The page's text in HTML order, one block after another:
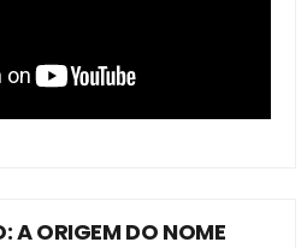
A ORIGEM DO NOME